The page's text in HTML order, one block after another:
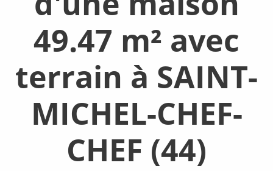
49.47 m² avec
terrain à SAINT-
MICHEL-CHEF-
CHEF (44)